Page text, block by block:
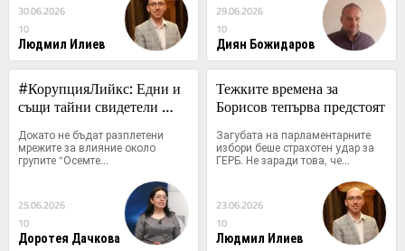
30.06.2026
10
Людмил Илиев
29.06.2026
10
Диян Божидаров
#КорупцияЛийкс: Едни и
същи тайни свидетели
при Нотариуса
Докато не бъдат разплетени
мрежите за влияние около
групите "Осемте...
25.06.2026
10
Доротея Дачкова
Тежките времена за
Борисов тепърва предстоят
Загубата на парламентарните
избори беше страхотен удар за
ГЕРБ. Не заради това, че...
23.06.2026
10
Людмил Илиев